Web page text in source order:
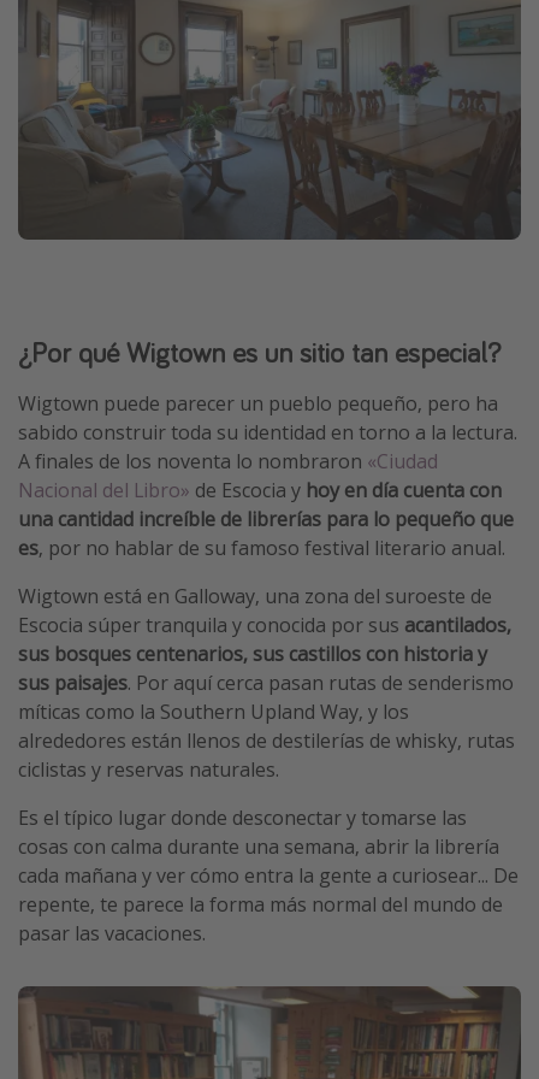
¿Por qué Wigtown es un sitio tan especial?
Wigtown puede parecer un pueblo pequeño, pero ha
sabido construir toda su identidad en torno a la lectura.
A finales de los noventa lo nombraron «Ciudad
Nacional del Libro» de Escocia y hoy en día cuenta con
una cantidad increíble de librerías para lo pequeño que
es, por no hablar de su famoso festival literario anual.
Wigtown está en Galloway, una zona del suroeste de
Escocia súper tranquila y conocida por sus acantilados,
sus bosques centenarios, sus castillos con historia y
sus paisajes. Por aquí cerca pasan rutas de senderismo
míticas como la Southern Upland Way, y los
alrededores están llenos de destilerías de whisky, rutas
ciclistas y reservas naturales.
Es el típico lugar donde desconectar y tomarse las
cosas con calma durante una semana, abrir la librería
cada mañana y ver cómo entra la gente a curiosear... De
repente, te parece la forma más normal del mundo de
pasar las vacaciones.